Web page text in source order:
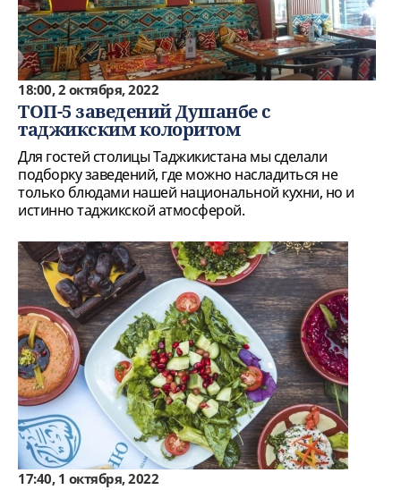
18:00, 2 октября, 2022
ТОП-5 заведений Душанбе с
таджикским колоритом
Для гостей столицы Таджикистана мы сделали
подборку заведений, где можно насладиться не
только блюдами нашей национальной кухни, но и
истинно таджикской атмосферой.
17:40, 1 октября, 2022